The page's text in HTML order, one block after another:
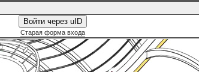
Войти через uID
Старая форма входа